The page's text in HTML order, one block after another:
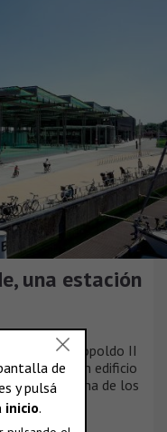
una estación
que el rey Leopoldo II
Ostende. Un edificio
de la "reina de los